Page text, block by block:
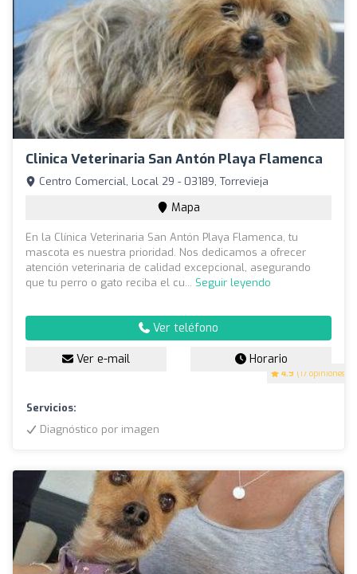
Clinica Veterinaria San Antón Playa Flamenca
4.9 (17 opiniones)
Centro Comercial, Local 29 - 03189, Torrevieja
Mapa
En la Clínica Veterinaria San Antón Playa Flamenca, tu
mascota es nuestra prioridad. Nos dedicamos a ofrecer
atención veterinaria de calidad excepcional, asegurando
que tu perro o gato reciba el cu... Seguir leyendo
Ver teléfono
Ver e-mail Horario
Servicios:
Diagnóstico por imagen